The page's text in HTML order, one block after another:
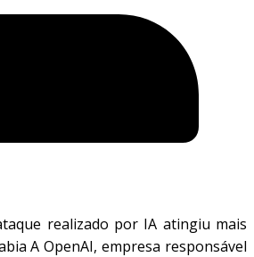
realizado por IA atingiu mais
A OpenAI, empresa responsável